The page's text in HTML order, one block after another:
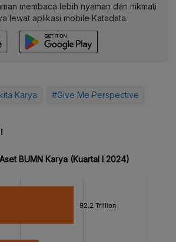
membaca lebih nyaman dan nikmati
lewat aplikasi mobile Katadata.
Karya #Give Me Perspective